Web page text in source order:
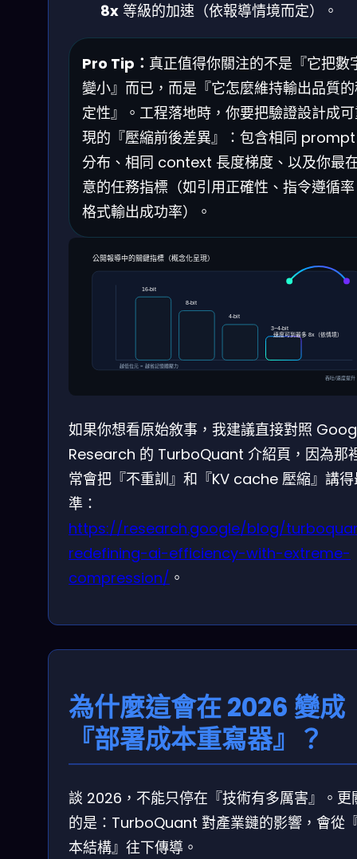
8x 等級的加速（依報導情境而定）。
Pro Tip： 真正值得你關注的不是『它把數
變小』而已，而是『它怎麼維持輸出品質
定性』。工程落地時，你要把驗證設計成
現的『壓縮前後差異』：包含相同 prompt
分布、相同 context 長度梯度、以及你最
意的任務指標（如引用正確性、指令遵循
格式輸出成功率）。
公開報導中的關鍵指標（概念化呈現）
越低位元 = 越省記憶體壓力
吞吐/速度提升
16-bit
8-bit
4-bit
3~4-bit
速度可到最多 8x（依情境）
如果你想看原始敘事，我建議直接對照
Research 的 TurboQuant 介紹頁，因為那
常會把『不重訓』和『KV cache 壓縮』講
準：
https://research.google/blog/
redefining-ai-efficiency-with-extreme-
compression/ 。
為什麼這會在 2026 變成
『部署成本重寫器』？
談 2026，不能只停在『技術有多厲害』。更
的是：TurboQuant 對產業鏈的影響，會從
本結構』往下傳導。